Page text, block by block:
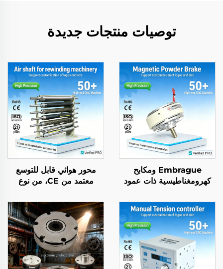
توصيات منتجات جديدة
Embrague ومكابح
كهرومغناطيسية ذات عمود
معايير OEM وDIN، جديدة
محور هوائي قابل للتوسع
معتمد من CE، من نوع
الألومنيوم، أسطوانة نسيجية
منخفضة الاحتكاك